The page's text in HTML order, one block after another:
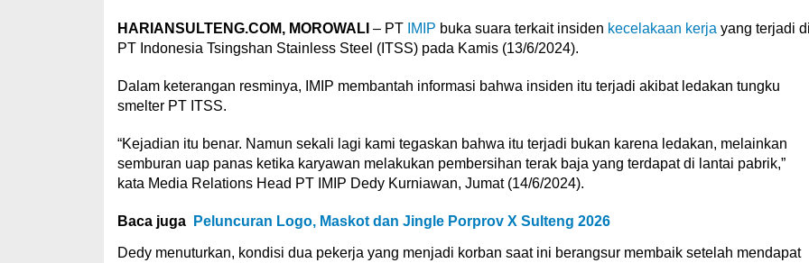
HARIANSULTENG.COM, MOROWALI – PT IMIP buka suara terkait insiden kecelakaan kerja yang terjadi
PT Indonesia Tsingshan Stainless Steel (ITSS) pada Kamis (13/6/2024).
Dalam keterangan resminya, IMIP membantah informasi bahwa insiden itu terjadi akibat ledakan tungku
smelter PT ITSS.
“Kejadian itu benar. Namun sekali lagi kami tegaskan bahwa itu terjadi bukan karena ledakan, melainkan
semburan uap panas ketika karyawan melakukan pembersihan terak baja yang terdapat di lantai pabrik,”
kata Media Relations Head PT IMIP Dedy Kurniawan, Jumat (14/6/2024).
Baca juga Peluncuran Logo, Maskot dan Jingle Porprov X Sulteng 2026
Dedy menuturkan, kondisi dua pekerja yang menjadi korban saat ini berangsur membaik setelah mendapat